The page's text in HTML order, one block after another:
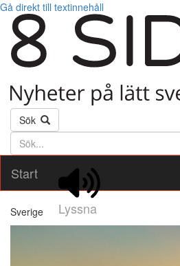
Gå direkt till textinnehåll
Sök
Söktext
Start
Lyssna
Sverige